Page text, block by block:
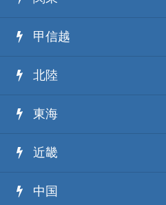
城 地域分類
合戦 地域分類
事変 地域分類
甲信越
北陸
東海
近畿
中国
逸話 分類一覧
戦国ニュース